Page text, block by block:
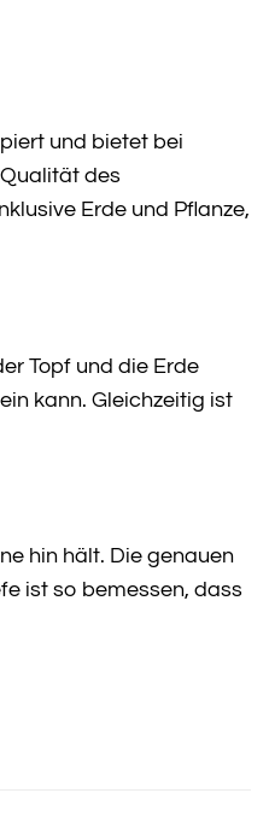
und bietet bei
des
Erde und Pflanze,
Topf und die Erde
kann. Gleichzeitig ist
hin hält. Die genauen
ist so bemessen, dass